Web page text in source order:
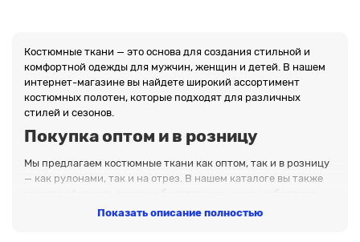
Костюмные ткани — это основа для создания стильной и
комфортной одежды для мужчин, женщин и детей. В нашем
интернет-магазине вы найдете широкий ассортимент
костюмных полотен, которые подходят для различных
стилей и сезонов.
Покупка оптом и в розницу
Мы предлагаем костюмные ткани как оптом, так и в розницу
— как рулонами, так и на отрез. В нашем каталоге вы также
тканей. Материалы отпускаются от 6 метров, при покупки
Показать описание полностью